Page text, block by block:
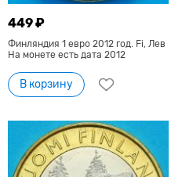
449 ₽
Финляндия 1 евро 2012 год. Fi, Лев
На монете есть дата 2012
В корзину